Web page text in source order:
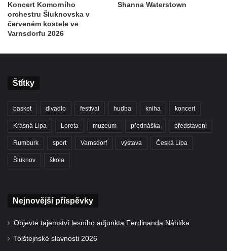
Koncert Komorního
orchestru Šluknovska v
červeném kostele ve
Varnsdorfu 2026
Shanna Waterstown
Štítky
basket divadlo festival hudba kniha koncert
Krásná Lípa Loreta muzeum přednáška představení
Rumburk sport Varnsdorf výstava Česká Lípa
Šluknov škola
Nejnovější příspěvky
Objevte tajemství lesního adjunkta Ferdinanda Náhlíka
Tolštejnské slavnosti 2026